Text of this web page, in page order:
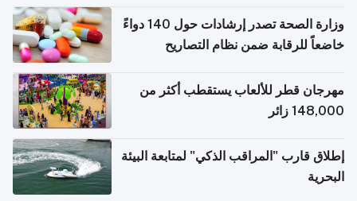
وزارة الصحة تصدر إرشادات حول 140 دواءً
خاضعاً للرقابة ضمن نظام التصاريح
مهرجان قطر للألعاب يستقطب أكثر من
148,000 زائر
إطلاق قارب "المراقب الذكي" لمتابعة البيئة
البحرية